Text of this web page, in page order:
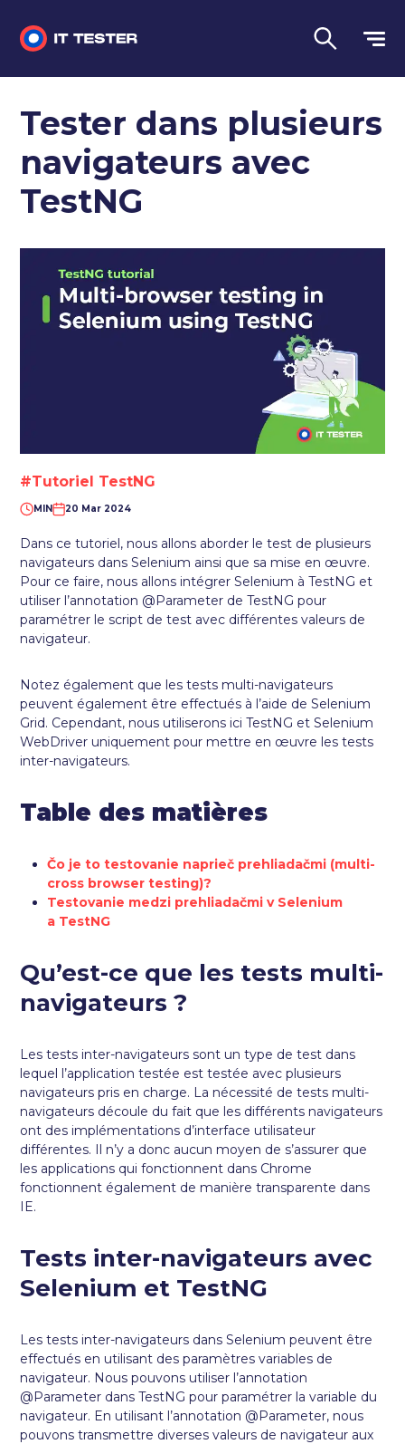
Questions d'entretien
Tests de performance
Tester dans plusieurs
navigateurs avec
TestNG
#Tutoriel TestNG
MIN 20 Mar 2024
Dans ce tutoriel, nous allons aborder le test de plusieurs
navigateurs dans Selenium ainsi que sa mise en œuvre.
Pour ce faire, nous allons intégrer Selenium à TestNG et
utiliser l’annotation @Parameter de TestNG pour
paramétrer le script de test avec différentes valeurs de
navigateur.
Notez également que les tests multi-navigateurs
peuvent également être effectués à l’aide de Selenium
Grid. Cependant, nous utiliserons ici TestNG et Selenium
WebDriver uniquement pour mettre en œuvre les tests
inter-navigateurs.
Table des matières
Čo je to testovanie naprieč prehliadačmi (multi-
cross browser testing)?
Testovanie medzi prehliadačmi v Selenium
a TestNG
Qu’est-ce que les tests multi-
navigateurs ?
Les tests inter-navigateurs sont un type de test dans
lequel l’application testée est testée avec plusieurs
navigateurs pris en charge. La nécessité de tests multi-
navigateurs découle du fait que les différents navigateurs
ont des implémentations d’interface utilisateur
différentes. Il n’y a donc aucun moyen de s’assurer que
les applications qui fonctionnent dans Chrome
fonctionnent également de manière transparente dans
IE.
Tests inter-navigateurs avec
Selenium et TestNG
Les tests inter-navigateurs dans Selenium peuvent être
effectués en utilisant des paramètres variables de
navigateur. Nous pouvons utiliser l’annotation
@Parameter dans TestNG pour paramétrer la variable du
navigateur. En utilisant l’annotation @Parameter, nous
pouvons transmettre diverses valeurs de navigateur aux